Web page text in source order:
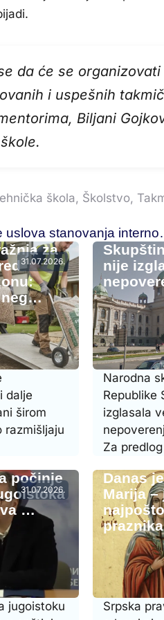
da će se
i uspešnih
Biljani
škola, Školstvo,
31.07.2026.
za
neg…
dalje
širom
razmišljaju
nije
Narodna
Republike
izglasala
Za
31.07.2026.
počinje
…
jugoistoku
Danas
Marija –
Srpska